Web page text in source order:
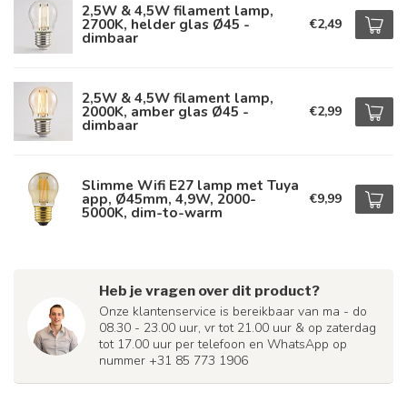
2,5W & 4,5W filament lamp,
2700K, helder glas Ø45 -
dimbaar
€2,49
2,5W & 4,5W filament lamp,
2000K, amber glas Ø45 -
dimbaar
€2,99
Slimme Wifi E27 lamp met Tuya
app, Ø45mm, 4,9W, 2000-
5000K, dim-to-warm
€9,99
Heb je vragen over dit product?
Onze klantenservice is bereikbaar van ma - do
08.30 - 23.00 uur, vr tot 21.00 uur & op zaterdag
tot 17.00 uur per telefoon en WhatsApp op
nummer +31 85 773 1906